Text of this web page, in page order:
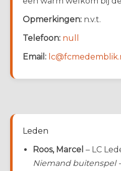
Opmerkingen: n.v.t.
Telefoon: null
Email:
Leden
Roos, Marcel – LC
Niemand buitenspel